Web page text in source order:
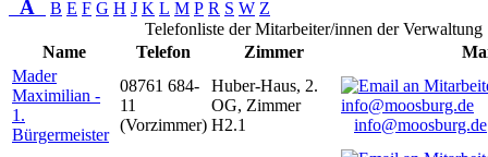
A B E F G H J K L M P R S W Z
Telefonliste der Mitarbeiter/innen der Verwaltung
Name
Telefon Zimmer
Mader
Maximilian -
1.
Bürgermeister
08761 684-
11
(Vorzimmer)
Huber-Haus, 2.
OG, Zimmer
H2.1
info@moosburg.de